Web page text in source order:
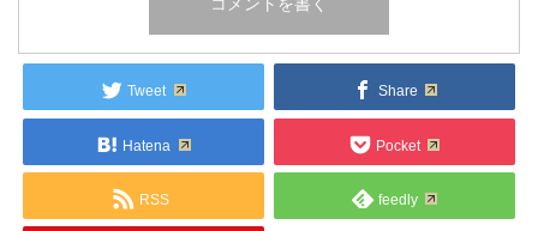
Tweet Share
Hatena Pocket
RSS feedly